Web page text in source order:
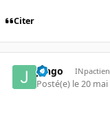
Citer
jango INpactien
Posté(e) le 20